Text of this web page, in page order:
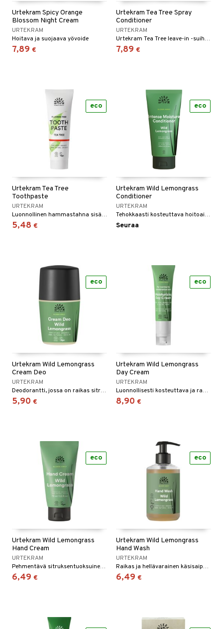
Urtekram Spicy Orange
Blossom Night Cream
URTEKRAM
Hoitava ja suojaava yövoide
7,89 €
Urtekram Tea Tree Spray
Conditioner
URTEKRAM
Urtekram Tea Tree leave-in -suihkehoitoaine on 100 % luonnollinen suihkehoitoaine, joka on kehitetty ärtyneelle hiuspohjalle.
7,89 €
Urtekram Tea Tree
Toothpaste
URTEKRAM
Luonnollinen hammastahna sisältäen Tea Treetä Urtekramilta.
5,48 €
eco
Urtekram Wild Lemongrass
Conditioner
URTEKRAM
Tehokkaasti kosteuttava hoitoaine normaaleille hiuksille.
Seuraa
eco
Urtekram Wild Lemongrass
Cream Deo
URTEKRAM
Deodorantti, jossa on raikas sitruunaruohon ja sitruksen tuoksu, joka tehokkaasti torjuu bakteereja ja pahaa hajua.
5,90 €
eco
Urtekram Wild Lemongrass
Day Cream
URTEKRAM
Luonnollisesti kosteuttava ja rauhoittava päivävoide normaalille ja sekaiholle.
8,90 €
eco
Urtekram Wild Lemongrass
Hand Cream
URTEKRAM
Pehmentävä sitruksentuoksuinen käsivoide.
6,49 €
eco
Urtekram Wild Lemongrass
Hand Wash
URTEKRAM
Raikas ja hellävarainen käsisaippua, jossa on luonnollisia öljyjä.
6,49 €
eco